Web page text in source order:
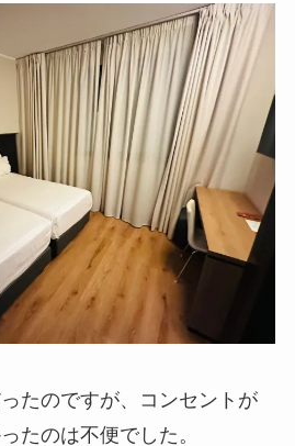
たのですが、コンセントが
たのは不便でした。